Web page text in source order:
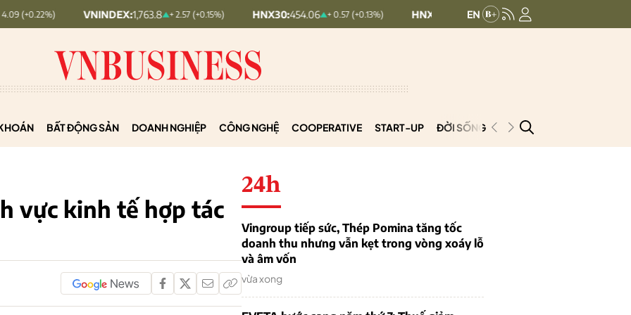
VNINDEX: 1,763.8 + 2.57 (+0.15%) HNX30: 454.06 + 0.57 (+0.13%) HNXINDEX:292.73 0.46 (0.16%) UPCOMINDEX:
BẤT ĐỘNG SẢN DOANH NGHIỆP CÔNG NGHỆ COOPERATIVE START-UP ĐỜI SỐNG PODCAST
vực kinh tế hợp tác
24h
Vingroup tiếp sức, Thép Pomina tăng tốc
doanh thu nhưng vẫn kẹt trong vòng xoáy lỗ
và âm vốn
vừa xong